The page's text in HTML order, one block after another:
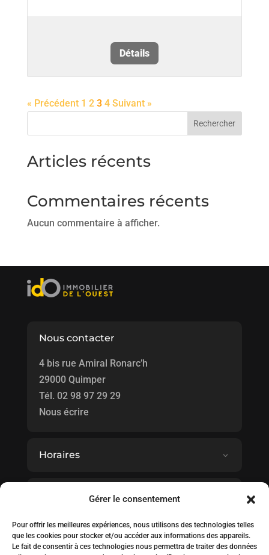
Gérer le consentement
Pour offrir les meilleures expériences, nous utilisons des technologies telles
que les cookies pour stocker et/ou accéder aux informations des appareils.
Le fait de consentir à ces technologies nous permettra de traiter des données
Détails
« Précédent 1 2 3 4 Suivant »
Rechercher
Articles récents
Commentaires récents
Aucun commentaire à afficher.
Nous contacter
4 bis rue Amiral Ronarc’h
29000 Quimper
Tél. 02 98 97 29 29
Nous écrire
Horaires
Honoraires d'agence